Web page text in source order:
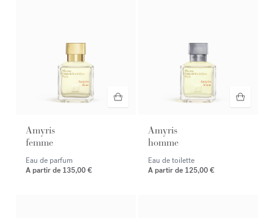
Amyris
femme
Eau de parfum
A partir de 135,00 €
Amyris
homme
Eau de toilette
A partir de 125,00 €